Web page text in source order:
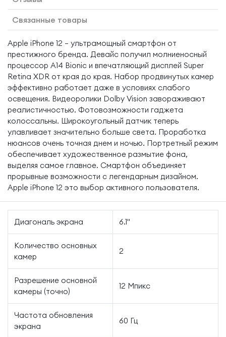
Связанные товары
Apple iPhone 12 — ультрамощный смартфон от
престижного бренда. Девайс получил молниеносный
процессор A14 Bionic и впечатляющий дисплей Super
Retina XDR от края до края. Набор продвинутых камер
эффективно работает даже в условиях слабого
освещения. Видеоролики Dolby Vision завораживают
реалистичностью. Фотовозможности гаджета
колоссальны. Широкоугольный датчик теперь
улавливает значительно больше света. Проработка
нюансов очень точная днем и ночью. Портретный режим
обеспечивает художественное размытие фона,
выделяя самое главное. Смартфон объединяет
прорывные возможности с легендарным дизайном.
Apple iPhone 12 это выбор активного пользователя.
Диагональ экрана 6.1"
Количество основных
камер
2
Разрешение основной
камеры (точно)
12 Мпикс
Частота обновления
экрана
60 Гц